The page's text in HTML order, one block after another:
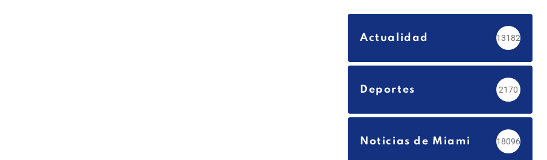
Actualidad 13182
Deportes 2170
Noticias de Miami 18096